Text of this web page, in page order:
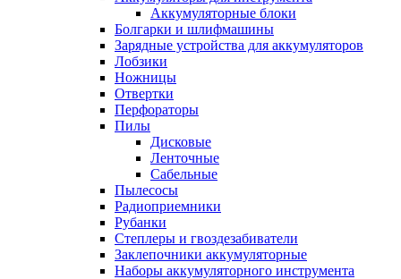
Аккумуляторные блоки
Болгарки и шлифмашины
Зарядные устройства для аккумуляторов
Лобзики
Ножницы
Отвертки
Перфораторы
Пилы
Дисковые
Ленточные
Сабельные
Пылесосы
Радиоприемники
Рубанки
Степлеры и гвоздезабиватели
Заклепочники аккумуляторные
Наборы аккумуляторного инструмента